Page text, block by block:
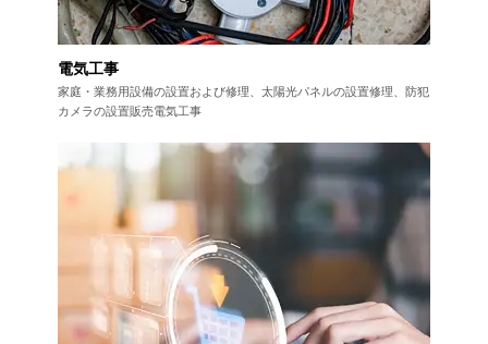
電気工事
家庭・業務用設備の設置および修理、 太陽光パネルの設置修理、防犯
カメラの設置販売電気工事